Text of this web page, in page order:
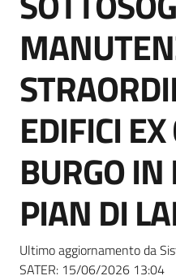
Piattaforme
telematiche
English
site
EDIFICI
BURGO
PIAN DI
Ultimo aggiornamento da
SATER: 15/06/2026 13:04